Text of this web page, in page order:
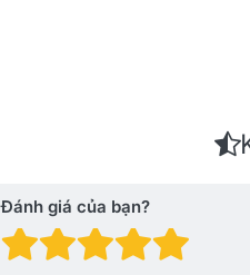
Đánh giá của bạn?
Đánh
Đánh
Đánh giá:
Đánh giá: 1